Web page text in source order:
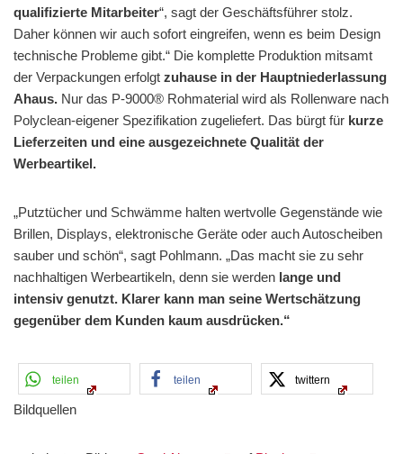
qualifizierte Mitarbeiter“, sagt der Geschäftsführer stolz.
Daher können wir auch sofort eingreifen, wenn es beim Design
technische Probleme gibt.“ Die komplette Produktion mitsamt
der Verpackungen erfolgt zuhause in der Hauptniederlassung
Ahaus. Nur das P-9000® Rohmaterial wird als Rollenware nach
Polyclean-eigener Spezifikation zugeliefert. Das bürgt für kurze
Lieferzeiten und eine ausgezeichnete Qualität der
Werbeartikel.
„Putztücher und Schwämme halten wertvolle Gegenstände wie
Brillen, Displays, elektronische Geräte oder auch Autoscheiben
sauber und schön“, sagt Pohlmann. „Das macht sie zu sehr
nachhaltigen Werbeartikeln, denn sie werden lange und
intensiv genutzt. Klarer kann man seine Wertschätzung
gegenüber dem Kunden kaum ausdrücken.“
teilen teilen twittern
Bildquellen